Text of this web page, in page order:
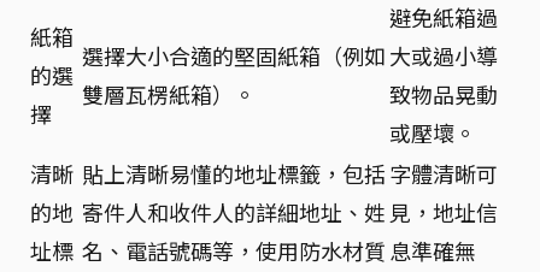
紙箱
的選
擇
選擇大小合適的堅固紙箱（例如
雙層瓦楞紙箱）。
避免紙箱過
大或過小導
致物品晃動
或壓壞。
清晰
的地
址標
貼上清晰易懂的地址標籤，包括
寄件人和收件人的詳細地址、姓
名、電話號碼等，使用防水材質
字體清晰可
見，地址信
息準確無